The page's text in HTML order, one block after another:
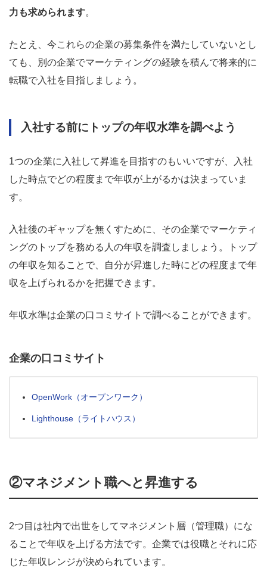
力も求められます。
たとえ、今これらの企業の募集条件を満たしていないとし
ても、別の企業でマーケティングの経験を積んで将来的に
転職で入社を目指しましょう。
入社する前にトップの年収水準を調べよう
1つの企業に入社して昇進を目指すのもいいですが、入社
した時点でどの程度まで年収が上がるかは決まっていま
す。
入社後のギャップを無くすために、その企業でマーケティ
ングのトップを務める人の年収を調査しましょう。トップ
の年収を知ることで、自分が昇進した時にどの程度まで年
収を上げられるかを把握できます。
年収水準は企業の口コミサイトで調べることができます。
企業の口コミサイト
OpenWork（オープンワーク）
Lighthouse（ライトハウス）
②マネジメント職へと昇進する
2つ目は社内で出世をしてマネジメント層（管理職）にな
ることで年収を上げる方法です。企業では役職とそれに応
じた年収レンジが決められています。